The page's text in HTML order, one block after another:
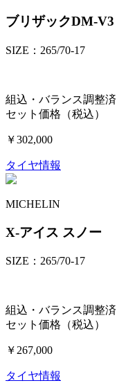
ブリザックDM-V3
SIZE：265/70-17
組込・バランス調整済
セット価格（税込）
￥302,000
タイヤ情報
MICHELIN
X-アイス スノー
SIZE：265/70-17
組込・バランス調整済
セット価格（税込）
￥267,000
タイヤ情報